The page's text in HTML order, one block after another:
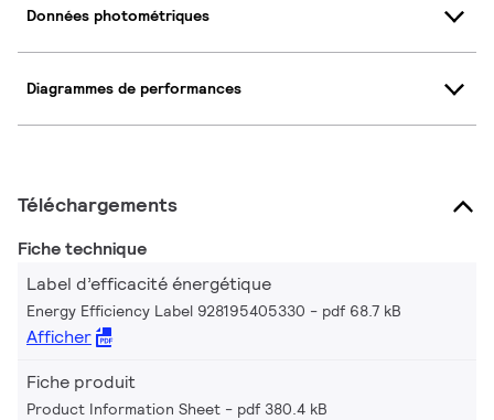
Données photométriques
Diagrammes de performances
Téléchargements
Fiche technique
Label d’efficacité énergétique
Energy Efficiency Label 928195405330 pdf 68.7 kB
Afficher
Fiche produit
Product Information Sheet pdf 380.4 kB